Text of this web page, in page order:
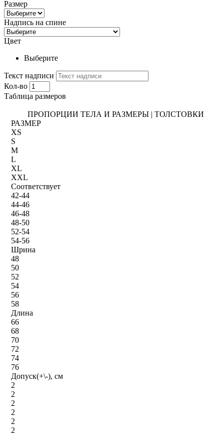
Размер
Надпись на спине
Цвет
Выберите
Текст надписи
Кол-во
Таблица размеров
ПРОПОРЦИИ ТЕЛА И РАЗМЕРЫ | ТОЛСТОВКИ
РАЗМЕР
XS
S
M
L
XL
XXL
Соответствует
42-44
44-46
46-48
48-50
52-54
54-56
Шрина
48
50
52
54
56
58
Длина
66
68
70
72
74
76
Допуск(+\-), см
2
2
2
2
2
2